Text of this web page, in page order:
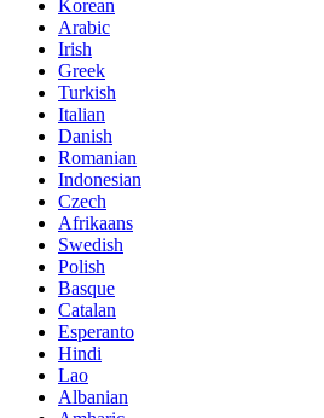
Korean
Arabic
Irish
Greek
Turkish
Italian
Danish
Romanian
Indonesian
Czech
Afrikaans
Swedish
Polish
Basque
Catalan
Esperanto
Hindi
Lao
Albanian